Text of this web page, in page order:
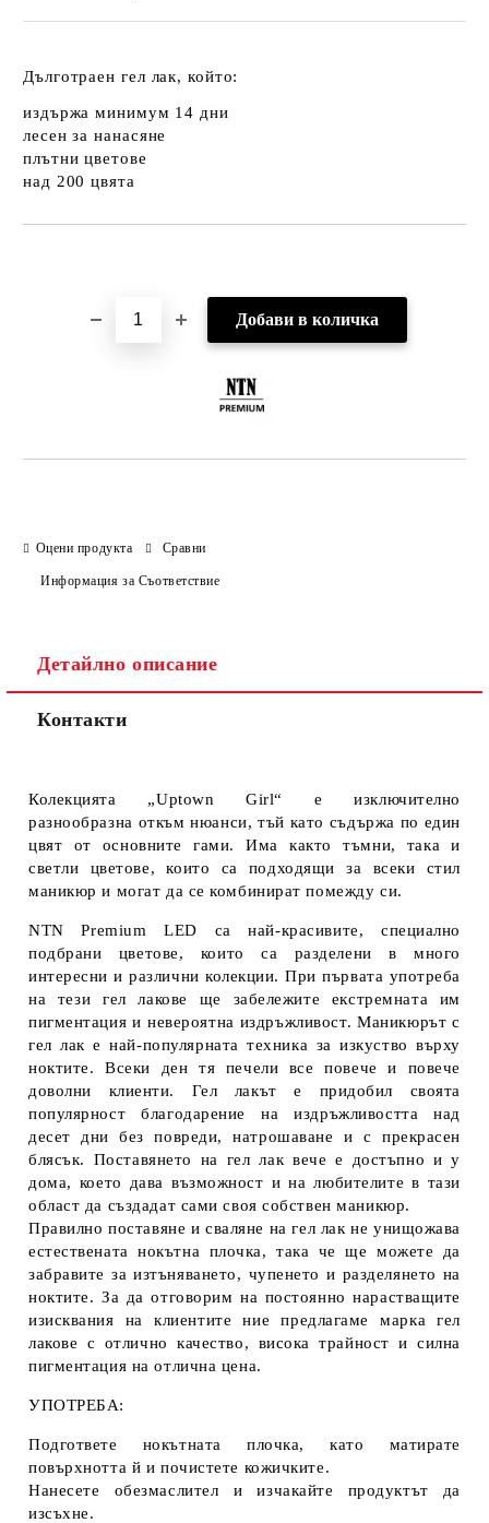
Дълготраен гел лак, който:
издържа минимум 14 дни
лесен за нанасяне
плътни цветове
над 200 цвята
Оцени продукта Сравни
Информация за Съответствие
Детайлно описание
Контакти
Колекцията „Uptown Girl“ е изключително
разнообразна откъм нюанси, тъй като съдържа по един
цвят от основните гами. Има както тъмни, така и
светли цветове, които са подходящи за всеки стил
маникюр и могат да се комбинират помежду си.
NTN Premium LED са най-красивите, специално
подбрани цветове, които са разделени в много
интересни и различни колекции. При първата употреба
на тези гел лакове ще забележите екстремната им
пигментация и невероятна издръжливост. Маникюрът с
гел лак е най-популярната техника за изкуство върху
ноктите. Всеки ден тя печели все повече и повече
доволни клиенти. Гел лакът е придобил своята
популярност благодарение на издръжливостта над
десет дни без повреди, натрошаване и с прекрасен
блясък. Поставянето на гел лак вече е достъпно и у
дома, което дава възможност и на любителите в тази
област да създадат сами своя собствен маникюр.
Правилно поставяне и сваляне на гел лак не унищожава
естествената нокътна плочка, така че ще можете да
забравите за изтъняването, чупенето и разделянето на
ноктите. За да отговорим на постоянно нарастващите
изисквания на клиентите ние предлагаме марка гел
лакове с отлично качество, висока трайност и силна
пигментация на отлична цена.
УПОТРЕБА:
Подгответе нокътната плочка, като матирате
повърхнотта й и почистете кожичките.
Нанесете обезмаслител и изчакайте продуктът да
изсъхне.